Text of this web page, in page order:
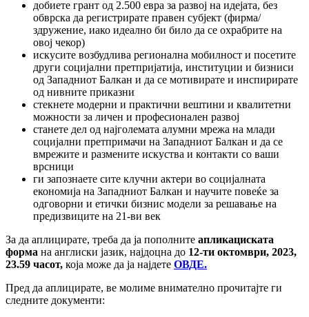
добиете грант од 2.500 евра за развој на идејата, без
обврска да регистрирате правен субјект (фирма/
здружение, иако идеално би било да се охрабрите на
овој чекор)
искусите возбудлива регионална мобилност и посетите
други социјални претпријатија, институции и бизниси
од Западниот Балкан и да се мотивирате и инспирирате
од нивните приказни
стекнете модерни и практични вештини и квалитетни
можности за личен и професионален развој
станете дел од најголемата алумни мрежа на млади
социјални претпримачи на Западниот Балкан и да се
вмрежите и размените искуства и контакти со ваши
врсници
ги запознаете сите клучни актери во социјалната
економија на Западниот Балкан и научите повеќе за
одговорни и етички бизнис модели за решавање на
предизвиците на 21-ви век
За да аплицирате, треба да ја пополните апликациската
форма на англиски јазик, најдоцна до 12-ти октомври, 2023,
23.59 часот, која може да ја најдете ОВДЕ.
Пред да аплицирате, ве молиме внимателно прочитајте ги
следните документи: